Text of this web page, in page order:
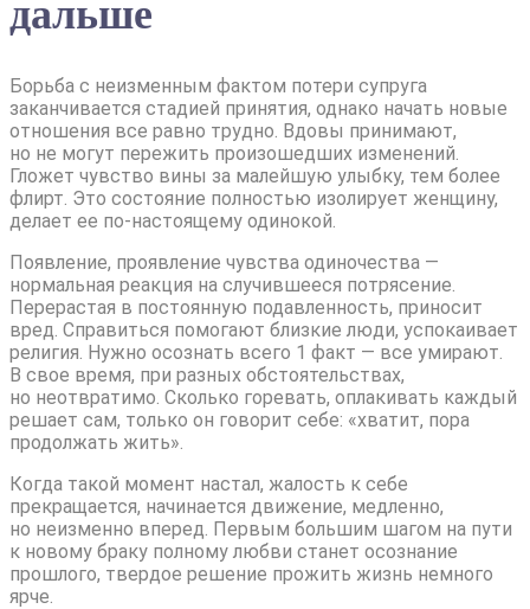
дальше
Борьба с неизменным фактом потери супруга
заканчивается стадией принятия, однако начать новые
отношения все равно трудно. Вдовы принимают,
но не могут пережить произошедших изменений.
Гложет чувство вины за малейшую улыбку, тем более
флирт. Это состояние полностью изолирует женщину,
делает ее по-настоящему одинокой.
Появление, проявление чувства одиночества —
нормальная реакция на случившееся потрясение.
Перерастая в постоянную подавленность, приносит
вред. Справиться помогают близкие люди, успокаивает
религия. Нужно осознать всего 1 факт — все умирают.
В свое время, при разных обстоятельствах,
но неотвратимо. Сколько горевать, оплакивать каждый
решает сам, только он говорит себе: «хватит, пора
продолжать жить».
Когда такой момент настал, жалость к себе
прекращается, начинается движение, медленно,
но неизменно вперед. Первым большим шагом на пути
к новому браку полному любви станет осознание
прошлого, твердое решение прожить жизнь немного
ярче.